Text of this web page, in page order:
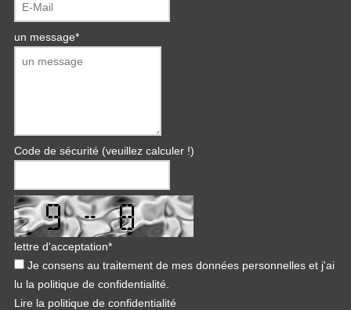
un message*
Code de sécurité (veuillez calculer !)
lettre d'acceptation*
Je consens au traitement de mes données personnelles et j'ai
lu la politique de confidentialité.
Lire la politique de confidentialité